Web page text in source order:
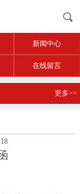
新闻中心
在线留言
更多>>